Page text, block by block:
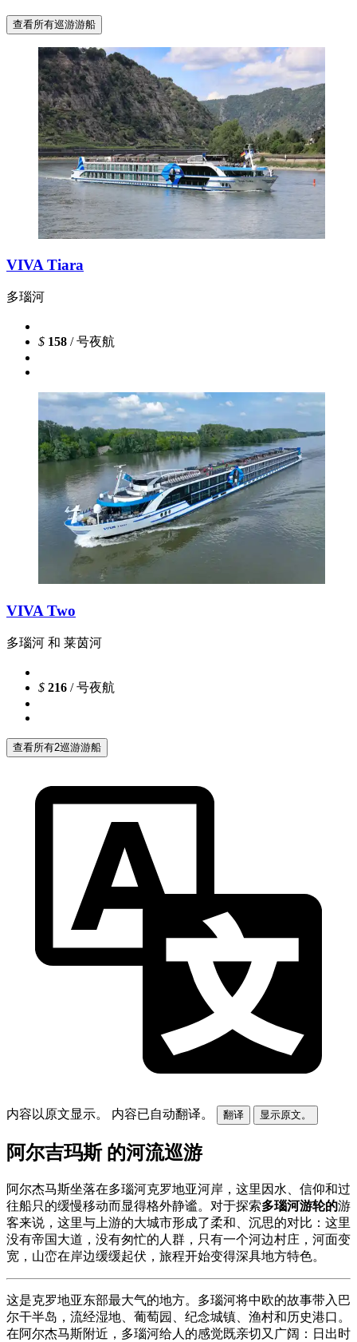
查看所有巡游游船
VIVA Tiara
多瑙河
$ 158 / 号夜航
VIVA Two
多瑙河 和 莱茵河
$ 216 / 号夜航
查看所有2巡游游船
内容以原文显示。 内容已自动翻译。 翻译 显示原文。
阿尔吉玛斯 的河流巡游
阿尔杰马斯坐落在多瑙河克罗地亚河岸，这里因水、信仰和过
往船只的缓慢移动而显得格外静谧。对于探索多瑙河游轮的游
客来说，这里与上游的大城市形成了柔和、沉思的对比：这里
没有帝国大道，没有匆忙的人群，只有一个河边村庄，河面变
宽，山峦在岸边缓缓起伏，旅程开始变得深具地方特色。
这是克罗地亚东部最大气的地方。多瑙河将中欧的故事带入巴
尔干半岛，流经湿地、葡萄园、纪念城镇、渔村和历史港口。
在阿尔杰马斯附近，多瑙河给人的感觉既亲切又广阔：日出时